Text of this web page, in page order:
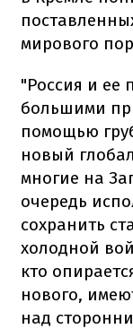
мирового
"Россия и ее
большими
помощью
новый
многие на
очередь
сохранить
холодной
кто
нового,
над